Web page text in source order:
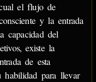
el flujo de
y la entrada
capacidad del
existe la
de esta
habilidad para llevar